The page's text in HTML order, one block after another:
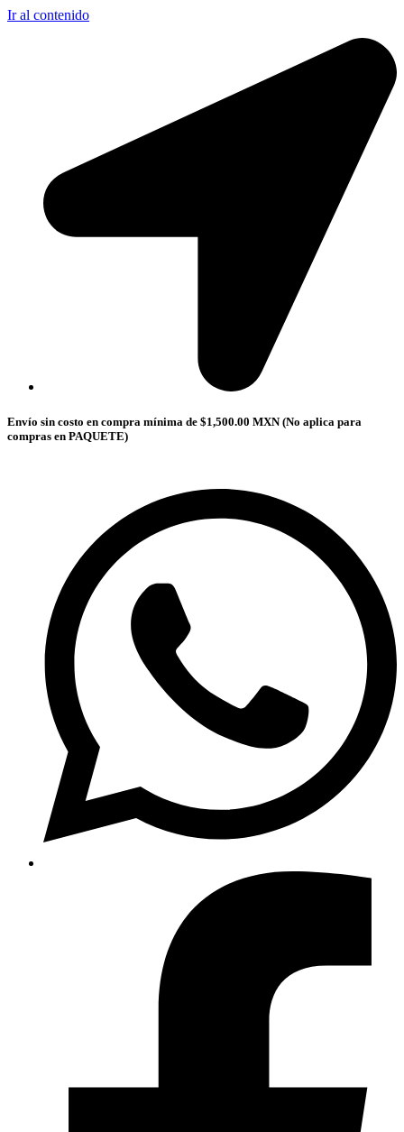
Ir al contenido
Envío sin costo en compra mínima de $1,500.00 MXN (No aplica para
compras en PAQUETE)